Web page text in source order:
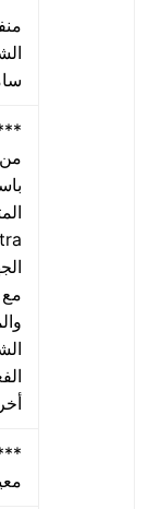
***
من
مع
أخرى.
****
معيار WPC.